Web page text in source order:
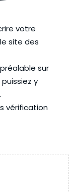
votre
site des
sur
y
vérification